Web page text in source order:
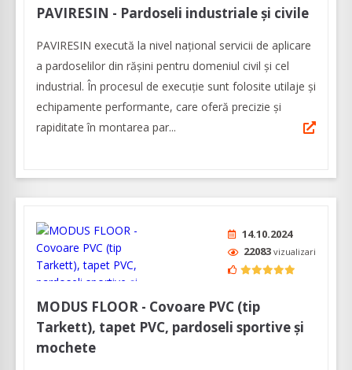
PAVIRESIN - Pardoseli industriale şi civile
PAVIRESIN execută la nivel național servicii de aplicare
a pardoselilor din rășini pentru domeniul civil și cel
industrial. În procesul de execuție sunt folosite utilaje și
echipamente performante, care oferă precizie și
rapiditate în montarea par...
14.10.2024
22083 vizualizari
MODUS FLOOR - Covoare PVC (tip
Tarkett), tapet PVC, pardoseli sportive și
mochete